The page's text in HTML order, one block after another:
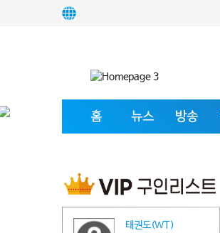
홈 뉴스 방송
태권도(WT)